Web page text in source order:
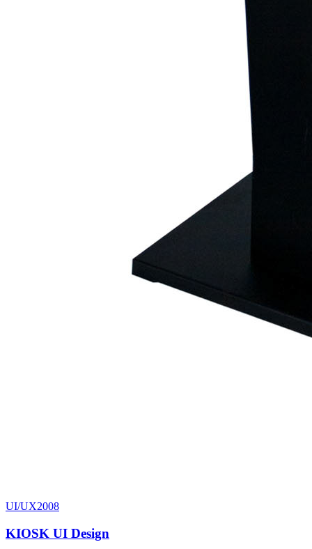
UI/UX2008
KIOSK UI Design